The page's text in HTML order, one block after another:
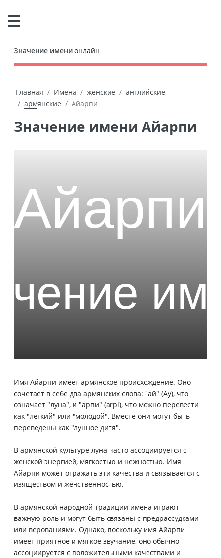
Значение имени онлайн
Главная Имена женские
английские
армянские
Айарпи
Значение имени Айарпи
Имя Айарпи имеет армянское происхождение. Оно
сочетает в себе два армянских слова: "ай" (Ay), что
означает "луна", и "арпи" (arpi), что можно перевести
как "лёгкий" или "молодой". Вместе они могут быть
переведены как "лунное дитя".
В армянской культуре луна часто ассоциируется с
женской энергией, мягкостью и нежностью. Имя
Айарпи может отражать эти качества и связывается с
изяществом и женственностью.
В армянской народной традиции имена играют
важную роль и могут быть связаны с предрассудками
или верованиями. Однако, поскольку имя Айарпи
имеет приятное и мягкое звучание, оно обычно
ассоциируется с положительными качествами и